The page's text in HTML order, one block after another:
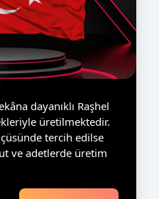
dayanıklı Raşhel
üretilmektedir.
tercih edilse
ve adetlerde üretim